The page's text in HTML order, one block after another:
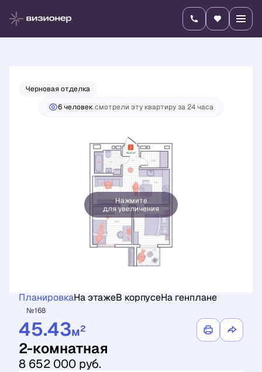
2-комнатная 8 652 000 руб.
Ипотека от 30 309 руб./мес.
Черновая отделка
6 человексмотрели эту квартиру за 24 часа
Нажмите
для увеличения
ПланировкаНа этажеВ корпусеНа генплане
№168
45.43м2
2-комнатная
8 652 000 руб.